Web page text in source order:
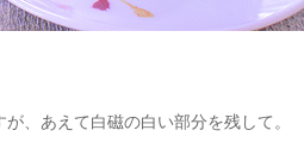
、あえて白磁の白い部分を残して。